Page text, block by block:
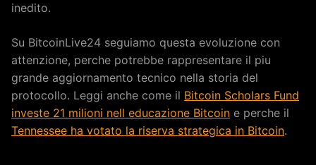
inedito.
Su BitcoinLive24 seguiamo questa evoluzione con
attenzione, perche potrebbe rappresentare il piu
grande aggiornamento tecnico nella storia del
protocollo. Leggi anche come il Bitcoin Scholars Fund
investe 21 milioni nell educazione Bitcoin e perche il
Tennessee ha votato la riserva strategica in Bitcoin.